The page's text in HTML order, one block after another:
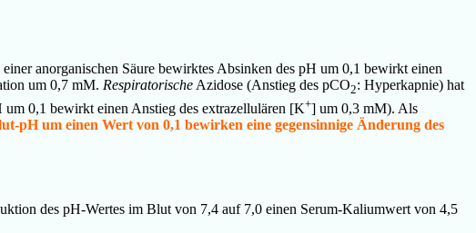
anorganischen Säure bewirktes Absinken des pH um 0,1 bewirkt einen
um 0,7 mM. Respiratorische Azidose (Anstieg des pCO2: Hyperkapnie) hat
0,1 bewirkt einen Anstieg des extrazellulären [K+] um 0,3 mM). Als
pH um einen Wert von 0,1 bewirken eine gegensinnige Änderung des
des pH-Wertes im Blut von 7,4 auf 7,0 einen Serum-Kaliumwert von 4,5